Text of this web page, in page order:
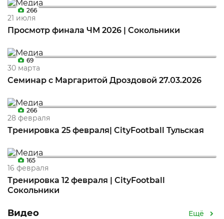
266
21 июля
Просмотр финала ЧМ 2026 | Сокольники
69
30 марта
Семинар c Маргаритой Дроздовой 27.03.2026
266
28 февраля
Тренировка 25 февраля| CityFootball Тульская
165
16 февраля
Тренировка 12 февраля | CityFootball
Сокольники
Видео Ещё